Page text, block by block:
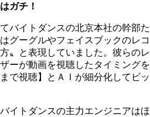
ガチ！
バイトダンスの北京本社の幹部た
グーグルやフェイスブックのレコ
〟と表現していました。彼らのレ
ーが動画を視聴したタイミングを
で視聴】とＡＩが細分化してビッ
イトダンスの主力エンジニアはほ